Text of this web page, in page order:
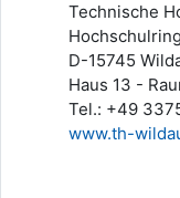
Technische
D-15745
Haus 13 -
Tel.: +49
www.th-